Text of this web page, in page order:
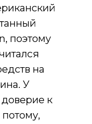
поэтому
на
У
к